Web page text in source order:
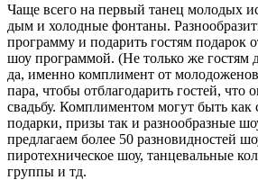
Чаще всего на первый танец молодых
дым и холодные фонтаны.
программу и подарить гостям подарок
шоу программой. (Не только же гостям
да, именно комплимент от
пара, чтобы отблагодарить гостей,
свадьбу. Комплиментом могут быть как
подарки, призы так и разнообразные
предлагаем более 50 разновидностей
пиротехническое шоу, танцевальные
группы и тд.